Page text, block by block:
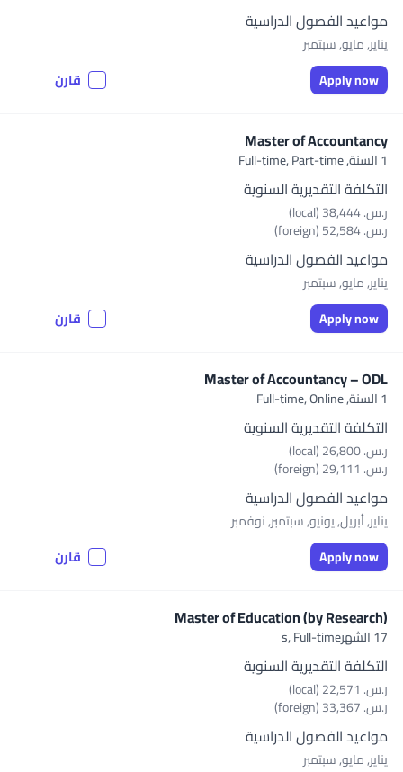
مواعيد الفصول الدراسية
يناير, مايو, سبتمبر
Apply now
قارن
Master of Accountancy
1 السنة, Full-time, Part-time
التكلفة التقديرية السنوية
ر.س.‏ 38,444 (local)
ر.س.‏ 52,584 (foreign)
مواعيد الفصول الدراسية
يناير, مايو, سبتمبر
Apply now
قارن
Master of Accountancy – ODL
1 السنة, Full-time, Online
التكلفة التقديرية السنوية
ر.س.‏ 26,800 (local)
ر.س.‏ 29,111 (foreign)
مواعيد الفصول الدراسية
يناير, أبريل, يونيو, سبتمبر, نوفمبر
Apply now
قارن
Master of Education (by Research)
17 الشهرs, Full-time
التكلفة التقديرية السنوية
ر.س.‏ 22,571 (local)
ر.س.‏ 33,367 (foreign)
مواعيد الفصول الدراسية
يناير, مايو, سبتمبر